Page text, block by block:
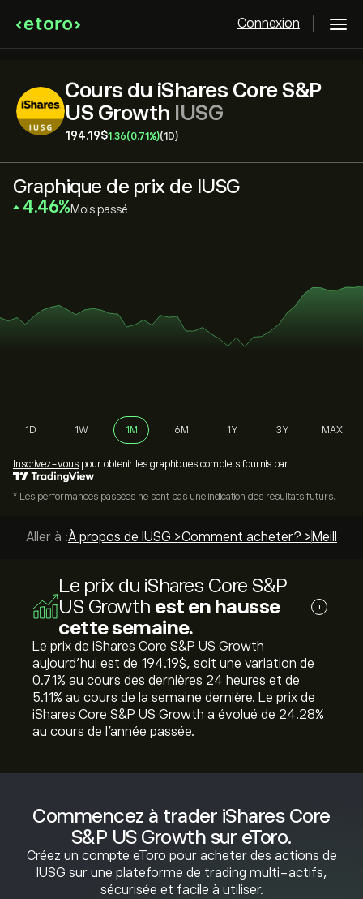
Connexion
Cours du iShares Core S&P
US Growth IUSG
194.19‎$‎1.36(0.71%)(1D)
Commencez à trader iShares Core
S&P US Growth sur eToro.
Créez un compte eToro pour acheter des actions de
IUSG sur une plateforme de trading multi-actifs,
sécurisée et facile à utiliser.
Graphique de prix de IUSG
‎4.46‎ Mois passé
1D 1W 1M 6M 1Y 3Y MAX
Inscrivez-vous pour obtenir les graphiques complets fournis par
* Les performances passées ne sont pas une indication des résultats futurs.
Aller à :À propos de IUSG >Comment acheter? >
Le prix du iShares Core S&P
US Growth est en hausse
cette semaine.
i
Le prix de iShares Core S&P US Growth
aujourd'hui est de 194.19‎$‎, soit une variation de
‎0.71‎% au cours des dernières 24 heures et de
‎5.11‎% au cours de la semaine dernière. Le prix de
iShares Core S&P US Growth a évolué de ‎24.28‎%
au cours de l'année passée.